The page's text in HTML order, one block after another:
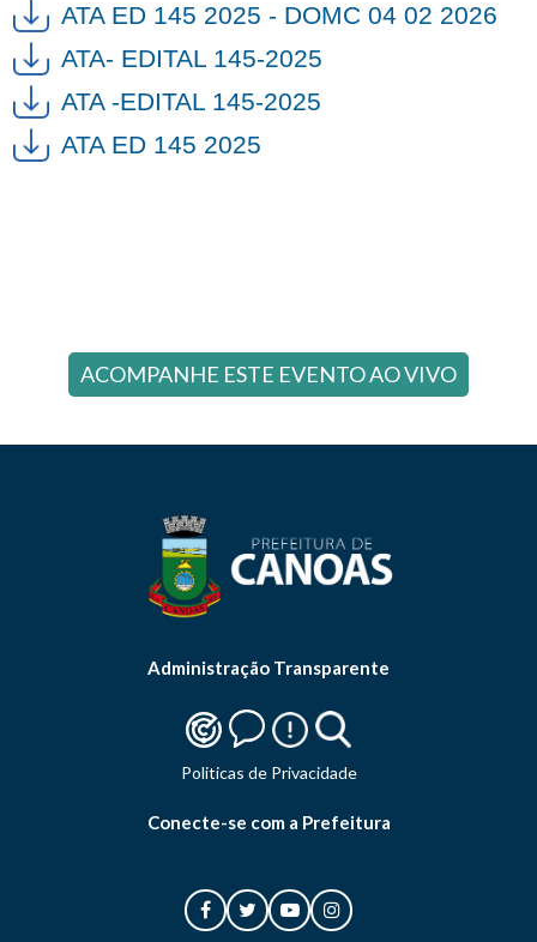
ATA ED 145 2025 - DOMC 04 02 2026
ATA- EDITAL 145-2025
ATA -EDITAL 145-2025
ATA ED 145 2025
ACOMPANHE ESTE EVENTO AO VIVO
Administração Transparente
Politicas de Privacidade
Conecte-se com a Prefeitura